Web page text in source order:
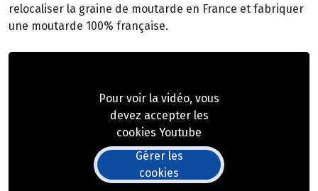
relocaliser la graine de moutarde en France et fabriquer
une moutarde 100% française.
Pour voir la vidéo, vous
devez accepter les
cookies Youtube
Gérer les
cookies